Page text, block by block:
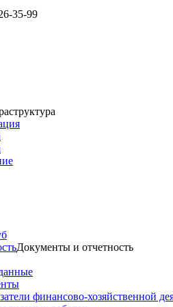
35-99
Документы и отчетность
финансово-хозяйственной